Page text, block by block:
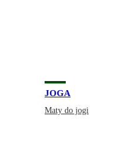
JOGA
Maty do jogi